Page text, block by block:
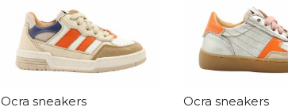
Ocra sneakers Ocra sneakers